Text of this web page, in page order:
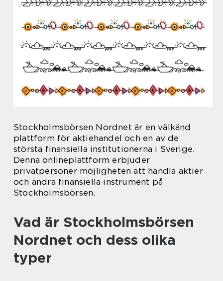
Stockholmsbörsen Nordnet är en välkänd
plattform för aktiehandel och en av de
största finansiella institutionerna i Sverige.
Denna onlineplattform erbjuder
privatpersoner möjligheten att handla aktier
och andra finansiella instrument på
Stockholmsbörsen.
Vad är Stockholmsbörsen
Nordnet och dess olika
typer